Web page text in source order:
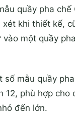
quầy pha chế
xét khi thiết kế,
một quầy
số mẫu quầy
12, phù hợp cho
đến lớn.